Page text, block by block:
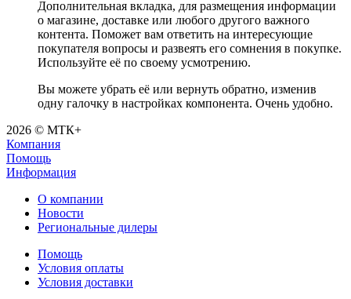
Дополнительная вкладка, для размещения информации
о магазине, доставке или любого другого важного
контента. Поможет вам ответить на интересующие
покупателя вопросы и развеять его сомнения в покупке.
Используйте её по своему усмотрению.
Вы можете убрать её или вернуть обратно, изменив
одну галочку в настройках компонента. Очень удобно.
2026 © МТК+
Компания
Помощь
Информация
О компании
Новости
Региональные дилеры
Помощь
Условия оплаты
Условия доставки